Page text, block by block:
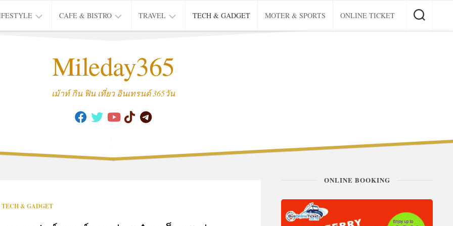
MOVIE
CAFE & BISTRO
CAFE
TRAVEL
THAI
TRIP
TECH & GADGET MOTER & SPORTS ONLINE TICKET
Mileday365
เม้าท์ กิน ฟิน เที่ยว อินเทรนด์ 365วัน
TECH & GADGET
ONLINE BOOKING